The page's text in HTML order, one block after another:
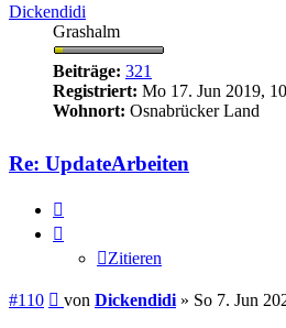
Dickendidi
Grashalm
Beiträge: 321
Registriert: Mo 17. Jun 2019,
Wohnort: Osnabrücker Land
Re: UpdateArbeiten
Zitieren
#110 Beitrag
von Dickendidi » So 7. Jun